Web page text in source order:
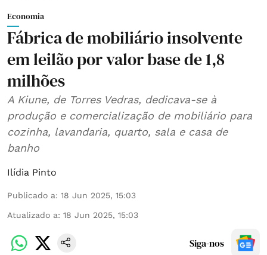
Economia
Fábrica de mobiliário insolvente
em leilão por valor base de 1,8
milhões
A Kiune, de Torres Vedras, dedicava-se à
produção e comercialização de mobiliário para
cozinha, lavandaria, quarto, sala e casa de
banho
Ilídia Pinto
Publicado a: 18 Jun 2025, 15:03
Atualizado a: 18 Jun 2025, 15:03
Siga-nos